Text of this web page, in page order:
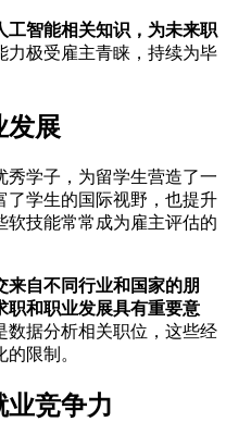
工智能相关知识，为未来职
力极受雇主青睐，持续为毕
发展
秀学子，为留学生营造了一
了学生的国际视野，也提升
软技能常常成为雇主评估的
来自不同行业和国家的朋
职和职业发展具有重要意
数据分析相关职位，这些经
限制。
竞争力